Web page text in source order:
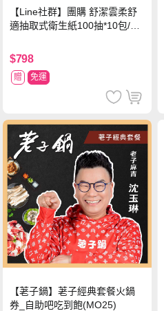
【Line社群】團購 舒潔雲柔舒
適抽取式衛生紙100抽*10包/6
$798
贈 免運
【荖子鍋】荖子經典套餐火鍋
券_自助吧吃到飽(MO25)